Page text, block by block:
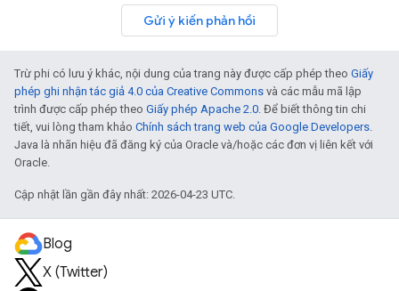
Gửi ý kiến phản hồi
Trừ phi có lưu ý khác, nội dung của trang này được cấp phép theo Giấy
phép ghi nhận tác giả 4.0 của Creative Commons và các mẫu mã lập
trình được cấp phép theo Giấy phép Apache 2.0. Để biết thông tin chi
tiết, vui lòng tham khảo Chính sách trang web của Google Developers.
Java là nhãn hiệu đã đăng ký của Oracle và/hoặc các đơn vị liên kết với
Oracle.
Cập nhật lần gần đây nhất: 2026-04-23 UTC.
Blog
X (Twitter)